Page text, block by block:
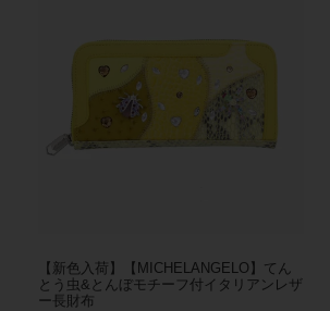
【新色入荷】【MICHELANGELO】てん
とう虫&とんぼモチーフ付イタリアンレザ
ー長財布